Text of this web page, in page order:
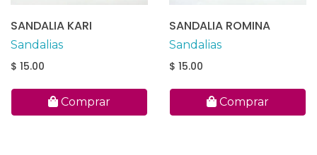
SANDALIA KARI
Sandalias
$ 15.00
Comprar
SANDALIA ROMINA
Sandalias
$ 15.00
Comprar